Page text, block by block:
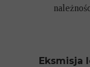
Eksmisja